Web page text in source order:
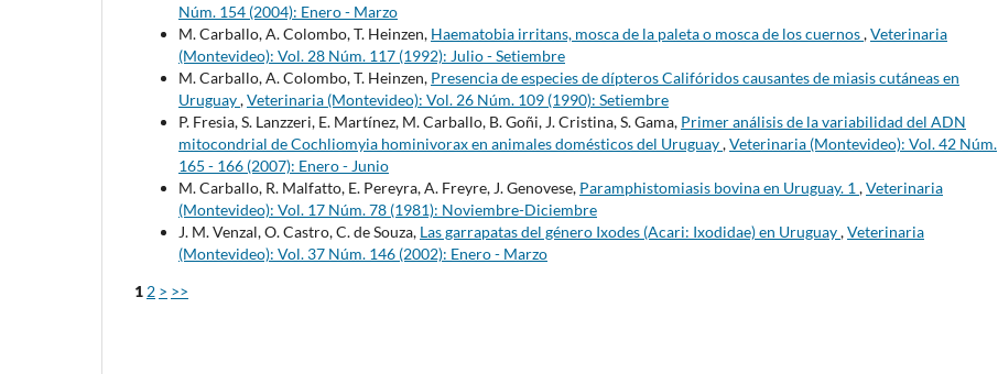
Núm. 154 (2004): Enero - Marzo
M. Carballo, A. Colombo, T. Heinzen, Haematobia irritans, mosca de la paleta o mosca de los cuernos,Veterinaria
(Montevideo): Vol. 28 Núm. 117 (1992): Julio - Setiembre
M. Carballo, A. Colombo, T. Heinzen, Presencia de especies de dípteros Califóridos causantes de miasis cutáneas en
Uruguay,Veterinaria (Montevideo): Vol. 26 Núm. 109 (1990): Setiembre
P. Fresia, S. Lanzzeri, E. Martínez, M. Carballo, B. Goñi, J. Cristina, S. Gama, Primer análisis de la variabilidad del ADN
mitocondrial de Cochliomyia hominivorax en animales domésticos del Uruguay,Veterinaria (Montevideo): Vol. 42 Núm.
165 - 166 (2007): Enero - Junio
M. Carballo, R. Malfatto, E. Pereyra, A. Freyre, J. Genovese, Paramphistomiasis bovina en Uruguay. 1 ,Veterinaria
(Montevideo): Vol. 17 Núm. 78 (1981): Noviembre-Diciembre
J. M. Venzal, O. Castro, C. de Souza, Las garrapatas del género Ixodes (Acari: Ixodidae) en Uruguay,Veterinaria
(Montevideo): Vol. 37 Núm. 146 (2002): Enero - Marzo
1 2 > >>